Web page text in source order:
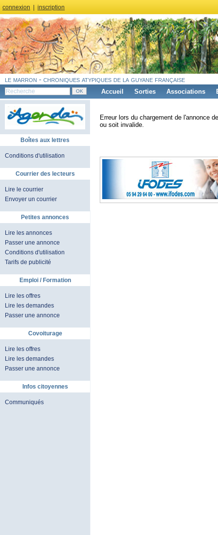
connexion inscription
le marron - chroniques atypiques de la guyane française
Accueil Sorties Associations
Boîtes aux lettres
Conditions d'utilisation
Courrier des lecteurs
Lire le courrier
Envoyer un courrier
Petites annonces
Lire les annonces
Passer une annonce
Conditions d'utilisation
Tarifs de publicité
Emploi / Formation
Lire les offres
Lire les demandes
Passer une annonce
Covoiturage
Lire les offres
Lire les demandes
Passer une annonce
Infos citoyennes
Communiqués
Erreur lors du chargement de l'annonce
ou soit invalide.